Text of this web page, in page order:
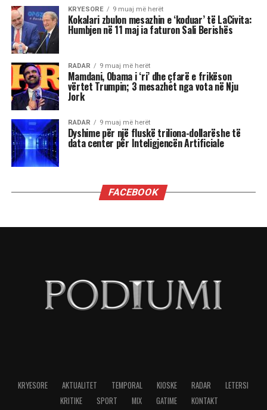
KRYESORE 9 muaj më herët
Kokalari zbulon mesazhin e ‘koduar’ të LaCivita:
Humbjen në 11 maj ia faturon Sali Berishës
RADAR 9 muaj më herët
Mamdani, Obama i ‘ri’ dhe çfarë e frikëson
vërtet Trumpin; 3 mesazhet nga vota në Nju
Jork
RADAR 9 muaj më herët
Dyshime për një fluskë triliona-dollarëshe të
data center për Inteligjencën Artificiale
FACEBOOK
KRYESORE AKTUALITET TEMPORAL KIOSKE RADAR
LETERSI
KRITIKE
SPORT MIX GATIME KONTAKT